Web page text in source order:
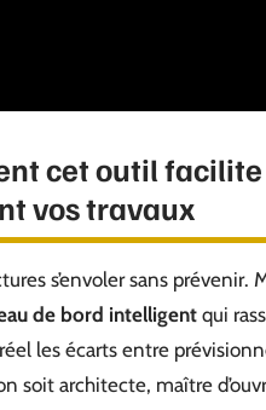
cet outil
vos travaux
s’envoler sans
de bord intelligentqui
les écarts entre
soit architecte, maître